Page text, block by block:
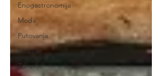
Enogastronomija
Moda
Putovanja
Mozaik
Zdravlje